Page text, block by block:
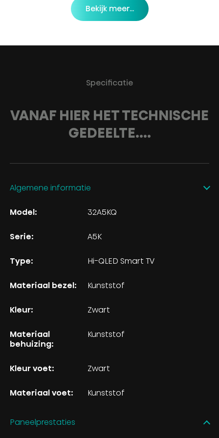
Bekijk meer...
Specificatie
VANAF HIER HET TECHNISCHE
GEDEELTE....
Algemene informatie
Model: 32A5KQ
Serie: A5K
Type: Hi-QLED Smart TV
Materiaal bezel: Kunststof
Kleur: Zwart
Materiaal
behuizing:
Kunststof
Kleur voet: Zwart
Materiaal voet: Kunststof
Paneelprestaties